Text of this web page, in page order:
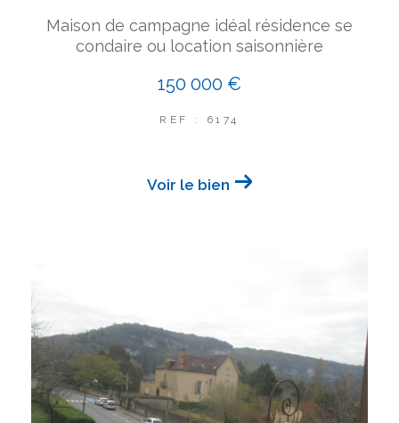
Maison de campagne idéal résidence se
condaire ou location saisonnière
150 000 €
REF : 6174
Voir le bien